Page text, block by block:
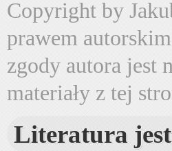
Copyright by
prawem
zgody autora jest
materiały z tej
Literatura